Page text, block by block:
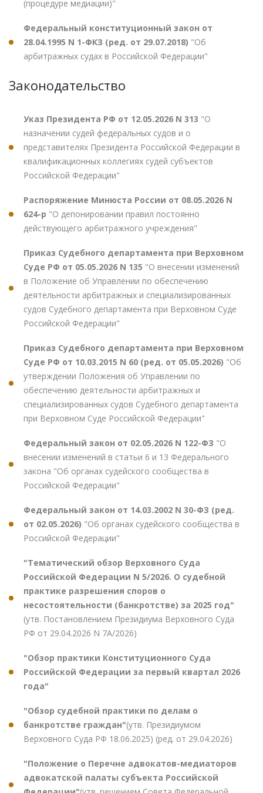
(процедуре медиации)"
Федеральный конституционный закон от
28.04.1995 N 1-ФКЗ (ред. от 29.07.2018) "Об
арбитражных судах в Российской Федерации"
Законодательство
Указ Президента РФ от 12.05.2026 N 313 "О
назначении судей федеральных судов и о
представителях Президента Российской Федерации в
квалификационных коллегиях судей субъектов
Российской Федерации"
Распоряжение Минюста России от 08.05.2026 N
624-р "О депонировании правил постоянно
действующего арбитражного учреждения"
Приказ Судебного департамента при Верховном
Суде РФ от 05.05.2026 N 135 "О внесении изменений
в Положение об Управлении по обеспечению
деятельности арбитражных и специализированных
судов Судебного департамента при Верховном Суде
Российской Федерации"
Приказ Судебного департамента при Верховном
Суде РФ от 10.03.2015 N 60 (ред. от 05.05.2026) "Об
утверждении Положения об Управлении по
обеспечению деятельности арбитражных и
специализированных судов Судебного департамента
при Верховном Суде Российской Федерации"
Федеральный закон от 02.05.2026 N 122-ФЗ "О
внесении изменений в статьи 6 и 13 Федерального
закона "Об органах судейского сообщества в
Российской Федерации"
Федеральный закон от 14.03.2002 N 30-ФЗ (ред.
от 02.05.2026) "Об органах судейского сообщества в
Российской Федерации"
"Тематический обзор Верховного Суда
Российской Федерации N 5/2026. О судебной
практике разрешения споров о
несостоятельности (банкротстве) за 2025 год"
(утв. Постановлением Президиума Верховного Суда
РФ от 29.04.2026 N 7А/2026)
"Обзор практики Конституционного Суда
Российской Федерации за первый квартал 2026
года"
"Обзор судебной практики по делам о
банкротстве граждан"(утв. Президиумом
Верховного Суда РФ 18.06.2025) (ред. от 29.04.2026)
"Положение о Перечне адвокатов-медиаторов
адвокатской палаты субъекта Российской